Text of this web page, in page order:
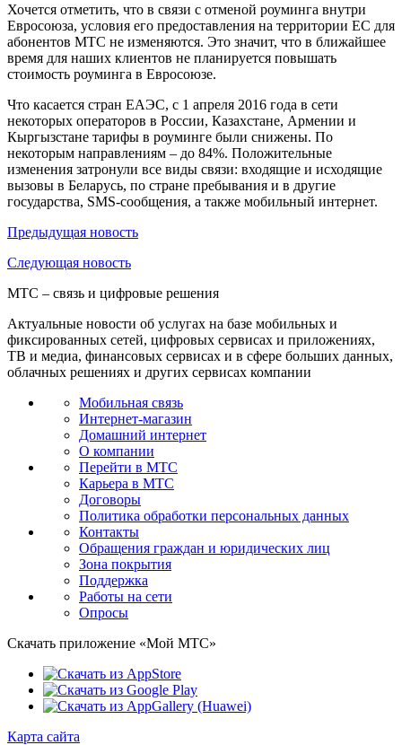
Хочется отметить, что в связи с отменой роуминга внутри
Евросоюза, условия его предоставления на территории ЕС для
абонентов МТС не изменяются. Это значит, что в ближайшее
время для наших клиентов не планируется повышать
стоимость роуминга в Евросоюзе.
Что касается стран ЕАЭС, с 1 апреля 2016 года в сети
некоторых операторов в России, Казахстане, Армении и
Кыргызстане тарифы в роуминге были снижены. По
некоторым направлениям – до 84%. Положительные
изменения затронули все виды связи: входящие и исходящие
вызовы в Беларусь, по стране пребывания и в другие
государства, SMS-сообщения, а также мобильный интернет.
Предыдущая новость
Следующая новость
МТС – связь и цифровые решения
Актуальные новости об услугах на базе мобильных и
фиксированных сетей, цифровых сервисах и приложениях,
ТВ и медиа, финансовых сервисах и в сфере больших данных,
облачных решениях и других сервисах компании
Мобильная связь
Интернет-магазин
Домашний интернет
О компании
Перейти в МТС
Карьера в МТС
Договоры
Политика обработки персональных данных
Контакты
Обращения граждан и юридических лиц
Зона покрытия
Поддержка
Работы на сети
Опросы
Скачать приложение «Мой МТС»
Карта сайта